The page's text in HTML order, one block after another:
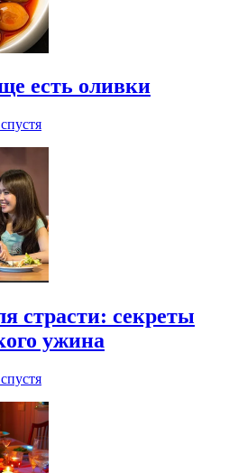
есть оливки
страсти: секреты
ужина